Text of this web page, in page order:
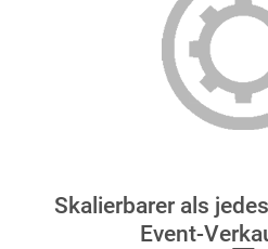
Skalierbarer als
Event-